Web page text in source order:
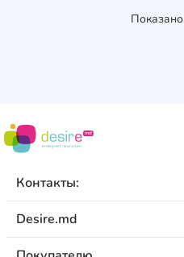
Показано
Контакты:
Desire.md